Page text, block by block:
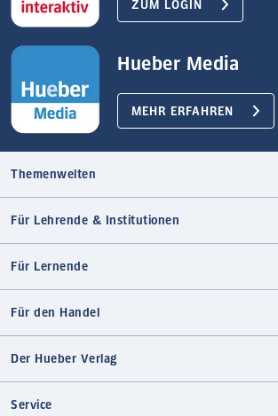
ZUM LOGIN
Hueber Media
MEHR ERFAHREN
Themenwelten
Für Lehrende & Institutionen
Für Lernende
Für den Handel
Der Hueber Verlag
Service